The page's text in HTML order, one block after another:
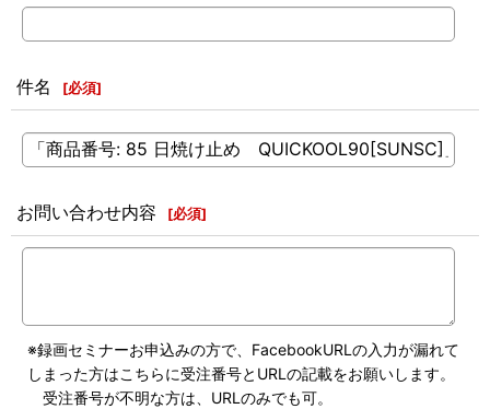
件名 [必須]
お問い合わせ内容 [必須]
※録画セミナーお申込みの方で、FacebookURLの入力が漏れて
しまった方はこちらに受注番号とURLの記載をお願いします。
受注番号が不明な方は、URLのみでも可。